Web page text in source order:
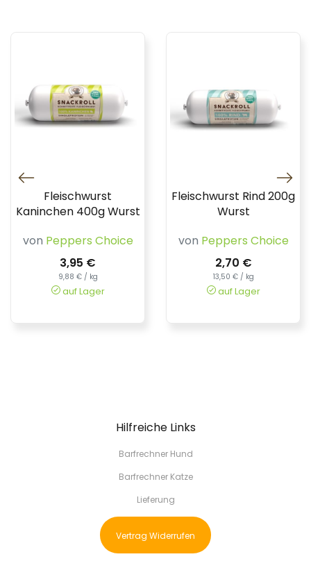
Fleischwurst
Kaninchen 400g Wurst
von Peppers Choice
3,95 €
9,88 € / kg
auf Lager
Fleischwurst Rind 200g
Wurst
von Peppers Choice
2,70 €
13,50 € / kg
auf Lager
Hilfreiche Links
Barfrechner Hund
Barfrechner Katze
Lieferung
Vertrag Widerrufen